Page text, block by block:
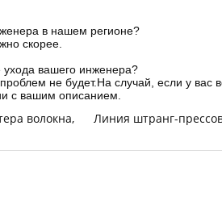
в нашем регионе?
скорее.
вашего инженера?
не будет.На случай, если у
с вашим описанием.
волокна, Линия штранг-